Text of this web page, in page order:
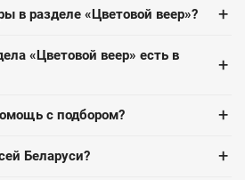
в разделе «Цветовой веер»? +
«Цветовой веер» есть в
+
с подбором? +
Беларуси? +